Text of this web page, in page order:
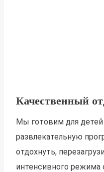
Качественный
Мы готовим для
развлекательную
отдохнуть,
интенсивного режима